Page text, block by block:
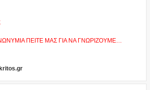
ΠΕΙΤΕ ΜΑΣ ΓΙΑ ΝΑ ΓΝΩΡΙΖΟΥΜΕ…